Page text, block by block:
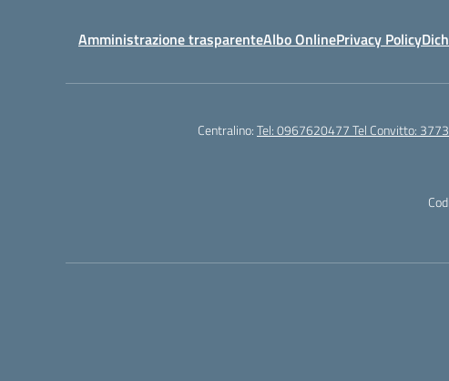
Amministrazione trasparenteAlbo OnlinePrivacy Policy
Centralino:Tel: 0967620477 Tel Convitto: